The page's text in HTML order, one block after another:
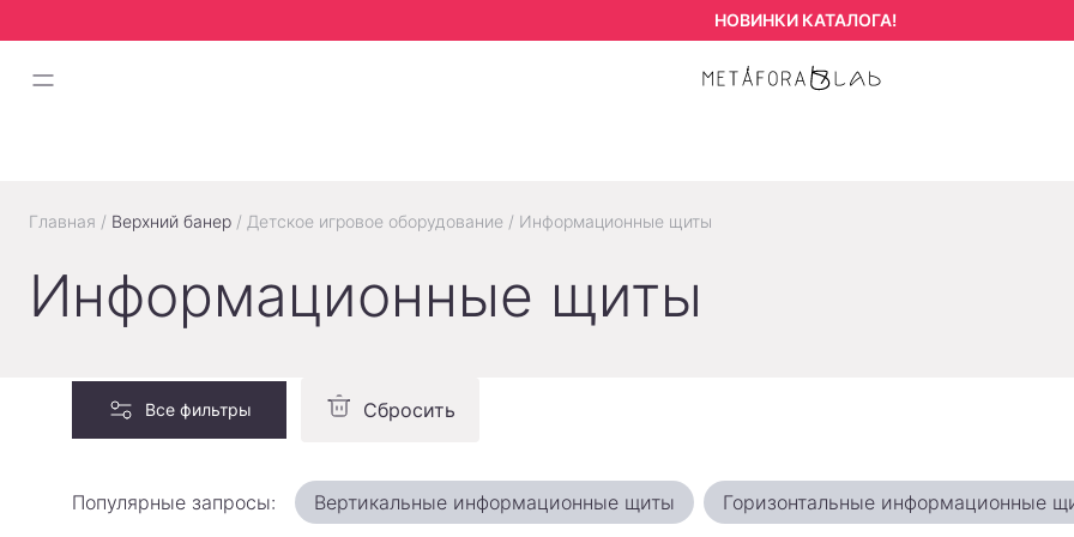
НОВИНКИ КАТАЛОГА!
Главная / Верхний банер / Детское игровое оборудование / Информационные щиты
Информационные щиты
Все фильтры Сбросить
Популярные запросы: Вертикальные информационные щиты Горизонтальные информационные